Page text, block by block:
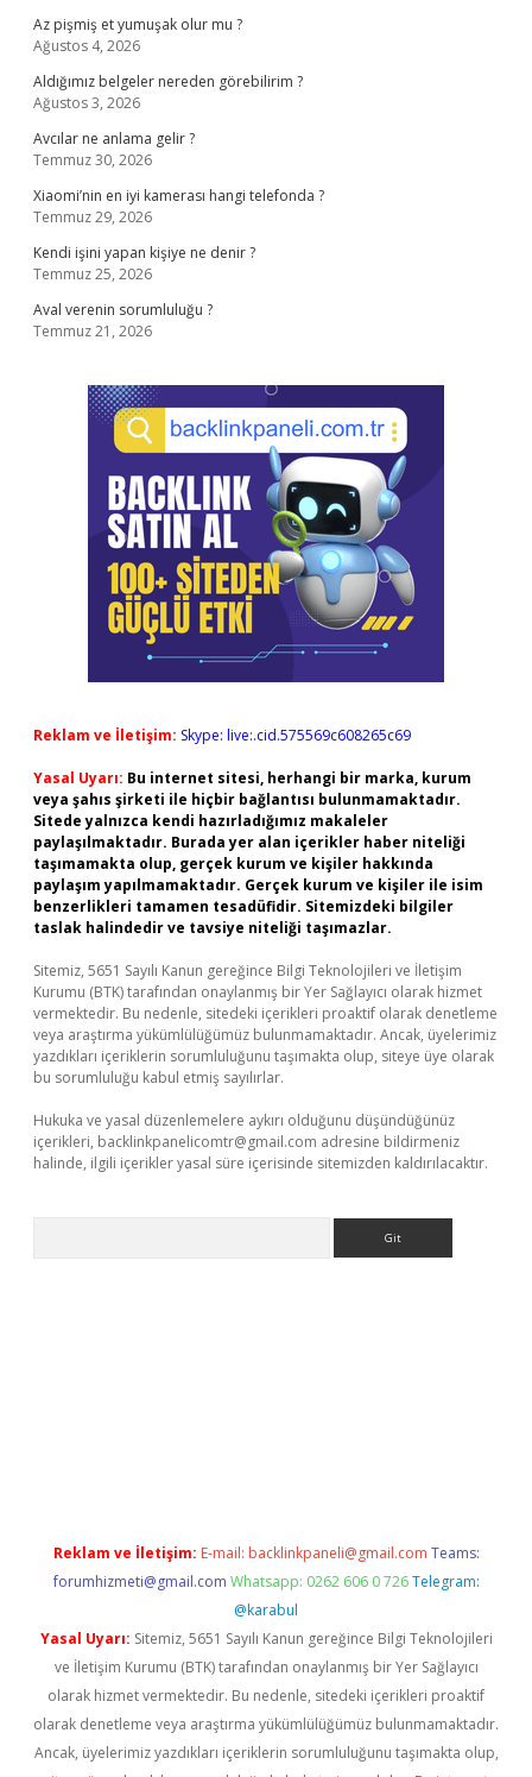
Az pişmiş et yumuşak olur mu ?
Ağustos 4, 2026
Aldığımız belgeler nereden görebilirim ?
Ağustos 3, 2026
Avcılar ne anlama gelir ?
Temmuz 30, 2026
Xiaomi’nin en iyi kamerası hangi telefonda ?
Temmuz 29, 2026
Kendi işini yapan kişiye ne denir ?
Temmuz 25, 2026
Aval verenin sorumluluğu ?
Temmuz 21, 2026
Reklam ve İletişim: Skype: live:.cid.575569c608265c69
Yasal Uyarı: Bu internet sitesi, herhangi bir marka, kurum
veya şahıs şirketi ile hiçbir bağlantısı bulunmamaktadır.
Sitede yalnızca kendi hazırladığımız makaleler
paylaşılmaktadır. Burada yer alan içerikler haber niteliği
taşımamakta olup, gerçek kurum ve kişiler hakkında
paylaşım yapılmamaktadır. Gerçek kurum ve kişiler ile isim
benzerlikleri tamamen tesadüfidir. Sitemizdeki bilgiler
taslak halindedir ve tavsiye niteliği taşımazlar.
Sitemiz, 5651 Sayılı Kanun gereğince Bilgi Teknolojileri ve İletişim
Kurumu (BTK) tarafından onaylanmış bir Yer Sağlayıcı olarak hizmet
vermektedir. Bu nedenle, sitedeki içerikleri proaktif olarak denetleme
veya araştırma yükümlülüğümüz bulunmamaktadır. Ancak, üyelerimiz
yazdıkları içeriklerin sorumluluğunu taşımakta olup, siteye üye olarak
bu sorumluluğu kabul etmiş sayılırlar.
Hukuka ve yasal düzenlemelere aykırı olduğunu düşündüğünüz
içerikleri, backlinkpanelicomtr@gmail.com adresine bildirmeniz
halinde, ilgili içerikler yasal süre içerisinde sitemizden kaldırılacaktır.
Reklam ve İletişim: E-mail: backlinkpaneli@gmail.com Teams:
forumhizmeti@gmail.com Whatsapp: 0262 606 0 726 Telegram:
@karabul
Yasal Uyarı: Sitemiz, 5651 Sayılı Kanun gereğince Bilgi Teknolojileri
ve İletişim Kurumu (BTK) tarafından onaylanmış bir Yer Sağlayıcı
olarak hizmet vermektedir. Bu nedenle, sitedeki içerikleri proaktif
olarak denetleme veya araştırma yükümlülüğümüz bulunmamaktadır.
Ancak, üyelerimiz yazdıkları içeriklerin sorumluluğunu taşımakta olup,